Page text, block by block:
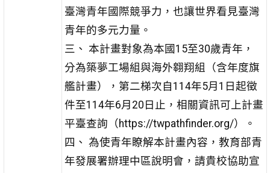
臺灣青年國 際競爭力，也讓世界看見臺灣
青年的多元力量。
三、 本計畫對象為本國15至30歲青年，
分為築夢工場組與海外翱翔組（含年度旗
艦計畫），第二梯次自114年5月1日起徵
件至114年6月20日止，相關資訊可上計畫
平臺查詢 （https://twpathfinder.org/）。
四、 為使青年瞭解本計畫內容，教育部青
年發展署辦理中區說明會，請貴校協助宣